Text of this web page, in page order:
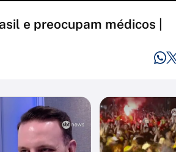
e preocupam médicos |